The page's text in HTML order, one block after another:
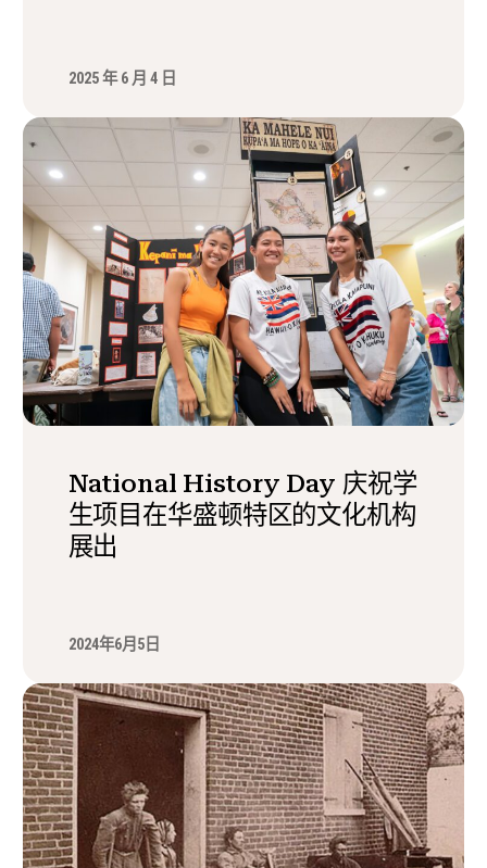
2025 年 6 月 4 日
National History Day 庆祝学
生项目在华盛顿特区的文化机构
展出
2024年6月5日